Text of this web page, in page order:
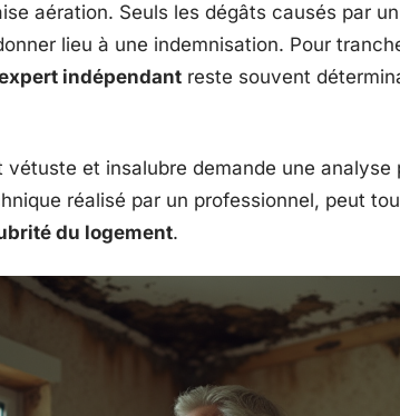
aération. Seuls les dégâts causés par
lieu à une indemnisation. Pour
indépendant reste souvent
et insalubre demande une analyse
réalisé par un professionnel, peut
du logement.